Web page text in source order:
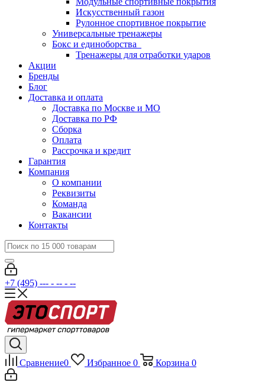
Искусственный газон
Рулонное спортивное покрытие
Универсальные тренажеры
Бокс и единоборства
Тренажеры для отработки ударов
Акции
Бренды
Блог
Доставка и оплата
Доставка по Москве и МО
Доставка по РФ
Сборка
Оплата
Рассрочка и кредит
Гарантия
Компания
О компании
Реквизиты
Команда
Вакансии
Контакты
+7 (495) --- - -- - --
Сравнение0 Избранное 0 Корзина 0